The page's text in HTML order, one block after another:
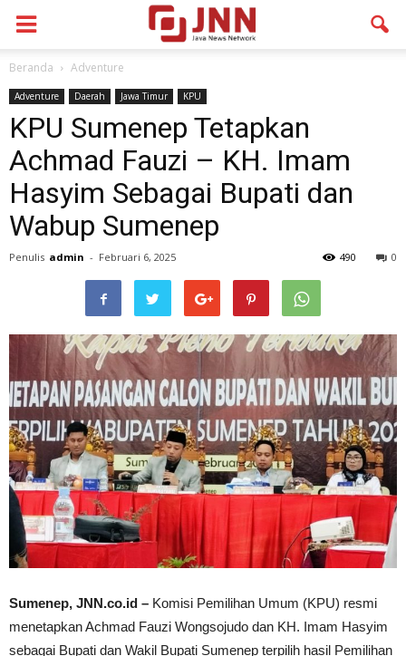
Beranda Adventure
Adventure Daerah Jawa Timur KPU
KPU Sumenep Tetapkan
Achmad Fauzi – KH. Imam
Hasyim Sebagai Bupati dan
Wabup Sumenep
Penulis admin - Februari 6, 2025 0
490
Sumenep, JNN.co.id – Komisi Pemilihan Umum (KPU) resmi
menetapkan Achmad Fauzi Wongsojudo dan KH. Imam Hasyim
sebagai Bupati dan Wakil Bupati Sumenep terpilih hasil Pemilihan